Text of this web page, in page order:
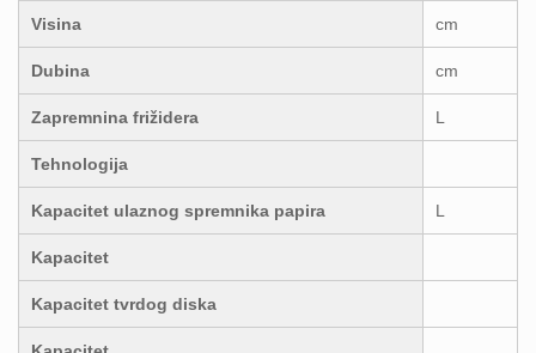
Visina cm
Dubina cm
Zapremnina frižidera L
Tehnologija
Kapacitet ulaznog spremnika papira L
Kapacitet
Kapacitet tvrdog diska